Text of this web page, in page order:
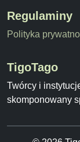
Regulaminy
Polityka
TigoTago
Twórcy i
skomponowany